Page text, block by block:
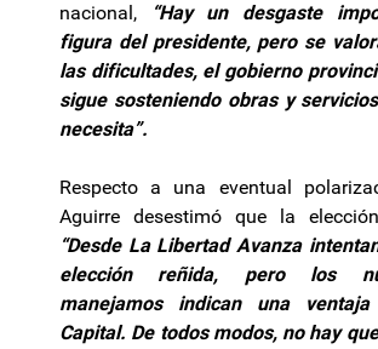
nacional,
“Hay un desgaste
figura del presidente, pero se
las dificultades, el gobierno
sigue sosteniendo obras y
necesita”.
Respecto a una eventual
Aguirre desestimó que la
“Desde La Libertad Avanza
elección reñida, pero los
manejamos indican una
Capital. De todos modos, no hay